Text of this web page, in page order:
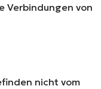
Verbindungen von
nicht vom